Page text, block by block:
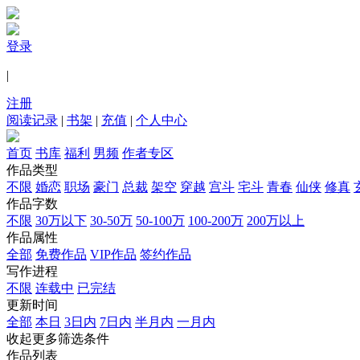
登录
|
注册
阅读记录 | 书架 | 充值 | 个人中心
首页 书库 福利 男频 作者专区
作品类型
不限 婚恋 职场 豪门 总裁 架空 穿越 宫斗 宅斗 青春 仙侠 修真
作品字数
不限 30万以下 30-50万 50-100万 100-200万 200万以上
作品属性
全部 免费作品 VIP作品 签约作品
写作进程
不限 连载中 已完结
更新时间
全部 本日 3日内 7日内 半月内 一月内
收起更多筛选条件
作品列表